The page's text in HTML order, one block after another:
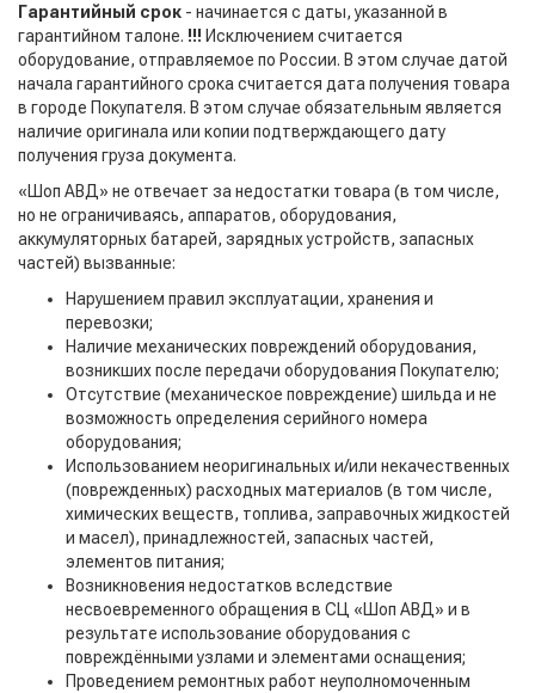
Гарантийный срок - начинается с даты, указанной в
гарантийном талоне. !!! Исключением считается
оборудование, отправляемое по России. В этом случае датой
начала гарантийного срока считается дата получения товара
в городе Покупателя. В этом случае обязательным является
наличие оригинала или копии подтверждающего дату
получения груза документа.
«Шоп АВД» не отвечает за недостатки товара (в том числе,
но не ограничиваясь, аппаратов, оборудования,
аккумуляторных батарей, зарядных устройств, запасных
частей) вызванные:
Нарушением правил эксплуатации, хранения и
перевозки;
Наличие механических повреждений оборудования,
возникших после передачи оборудования Покупателю;
Отсутствие (механическое повреждение) шильда и не
возможность определения серийного номера
оборудования;
Использованием неоригинальных и/или некачественных
(поврежденных) расходных материалов (в том числе,
химических веществ, топлива, заправочных жидкостей
и масел), принадлежностей, запасных частей,
элементов питания;
Возникновения недостатков вследствие
несвоевременного обращения в СЦ «Шоп АВД» и в
результате использование оборудования с
повреждёнными узлами и элементами оснащения;
Проведением ремонтных работ неуполномоченным